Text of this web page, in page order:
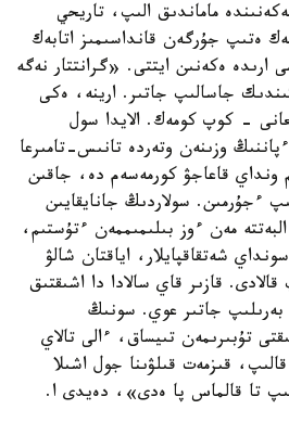
ماماندىق الىپ، تاريحي
ەتىپ جۇرگەن قانداسىمىز اتابەك
ارىدە ەكەنىن ايتتى. «گرانتتار نەگە
جاسالىپ جاتىر. ارينە، ەكى
- كوپ كومەك. الايدا سول
وزىنەن وتەردە تانىس-تامىرعا
ونداي قاعاجۋ كورمەسەم دە، جاقىن
ءجۇرمىن. سولاردىڭ جانايقايىن
مەن ءوز بىلىمىممەن ءتۇستىم،
شەتقاقپايلار، اياقتان شالۋ
قازىر قاي سالادا دا اشىقتىق
جاتىر عوي. سونىڭ
تۇبىرىمەن تىيساق، ءالى تالاي
قىزمەت قىلۋىنا جول اشىلا
تا قالماس پا ەدى»، دەيدى ا.